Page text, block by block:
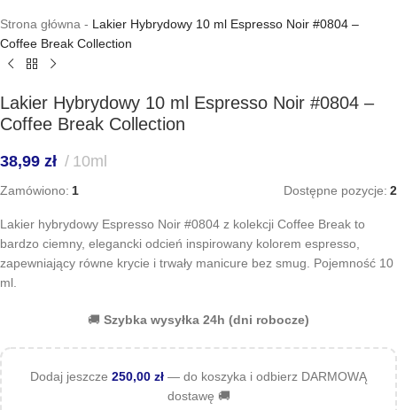
Strona główna - Lakier Hybrydowy 10 ml Espresso Noir #0804 –
Coffee Break Collection
Lakier Hybrydowy 10 ml Espresso Noir #0804 –
Coffee Break Collection
38,99 zł 10ml
Zamówiono: 1 Dostępne pozycje: 2
Lakier hybrydowy Espresso Noir #0804 z kolekcji Coffee Break to
bardzo ciemny, elegancki odcień inspirowany kolorem espresso,
zapewniający równe krycie i trwały manicure bez smug. Pojemność 10
ml.
🚚 Szybka wysyłka 24h (dni robocze)
Dodaj jeszcze 250,00 zł — do koszyka i odbierz DARMOWĄ
dostawę 🚚